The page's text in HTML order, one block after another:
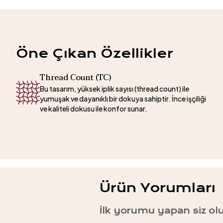
Öne Çıkan Özellikler
Thread Count (TC)
Bu tasarım, yüksek iplik sayısı (thread count) ile
yumuşak ve dayanıklı bir dokuya sahiptir. İnce işçiliği
ve kaliteli dokusu ile konfor sunar.
Ürün Yorumları
İlk yorumu yapan siz